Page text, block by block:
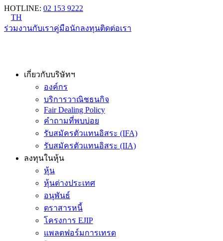
HOTLINE: 02 153 9222
TH
ร่วมงานกับเราคู่มือนักลงทุนติดต่อเรา
เกี่ยวกับบริษัทฯ
องค์กร
บริการวาณิชธนกิจ
Fair Dealing Policy
คำถามที่พบบ่อย
รับสมัครตัวแทนอิสระ (IFA)
รับสมัครตัวแทนอิสระ (IIA)
ลงทุนในหุ้น
หุ้น
หุ้นต่างประเทศ
อนุพันธ์
ตราสารหนี้
โครงการ EJIP
แพลตฟอร์มการเทรด